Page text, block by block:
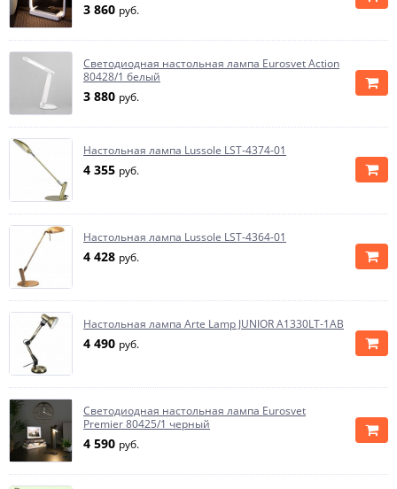
3 860 руб.
Светодиодная настольная лампа Eurosvet Action
80428/1 белый
3 880 руб.
Настольная лампа Lussole LST-4374-01
4 355 руб.
Настольная лампа Lussole LST-4364-01
4 428 руб.
Настольная лампа Arte Lamp JUNIOR A1330LT-1AB
4 490 руб.
Светодиодная настольная лампа Eurosvet
Premier 80425/1 черный
4 590 руб.